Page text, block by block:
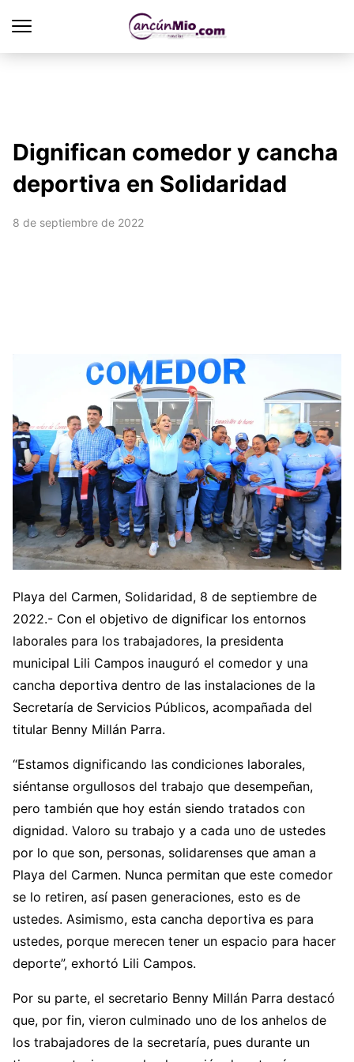
Dignifican comedor y cancha
deportiva en Solidaridad
8 de septiembre de 2022
Playa del Carmen, Solidaridad, 8 de septiembre de
2022.- Con el objetivo de dignificar los entornos
laborales para los trabajadores, la presidenta
municipal Lili Campos inauguró el comedor y una
cancha deportiva dentro de las instalaciones de la
Secretaría de Servicios Públicos, acompañada del
titular Benny Millán Parra.
“Estamos dignificando las condiciones laborales,
siéntanse orgullosos del trabajo que desempeñan,
pero también que hoy están siendo tratados con
dignidad. Valoro su trabajo y a cada uno de ustedes
por lo que son, personas, solidarenses que aman a
Playa del Carmen. Nunca permitan que este comedor
se lo retiren, así pasen generaciones, esto es de
ustedes. Asimismo, esta cancha deportiva es para
ustedes, porque merecen tener un espacio para hacer
deporte”, exhortó Lili Campos.
Por su parte, el secretario Benny Millán Parra destacó
que, por fin, vieron culminado uno de los anhelos de
los trabajadores de la secretaría, pues durante un